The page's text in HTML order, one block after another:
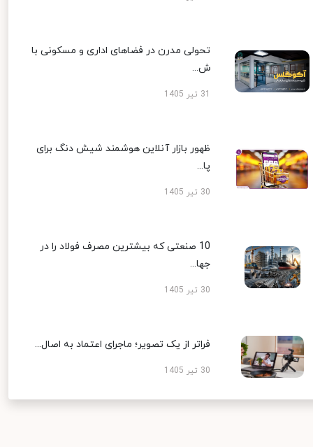
تحولی مدرن در فضاهای اداری و مسکونی با
ش...
ظهور بازار آنلاین هوشمند شیش دنگ برای
پا...
30 تیر 1405
10 صنعتی که بیشترین مصرف فولاد را در
جها...
30 تیر 1405
فراتر از یک تصویر؛ ماجرای اعتماد به اصال...
30 تیر 1405